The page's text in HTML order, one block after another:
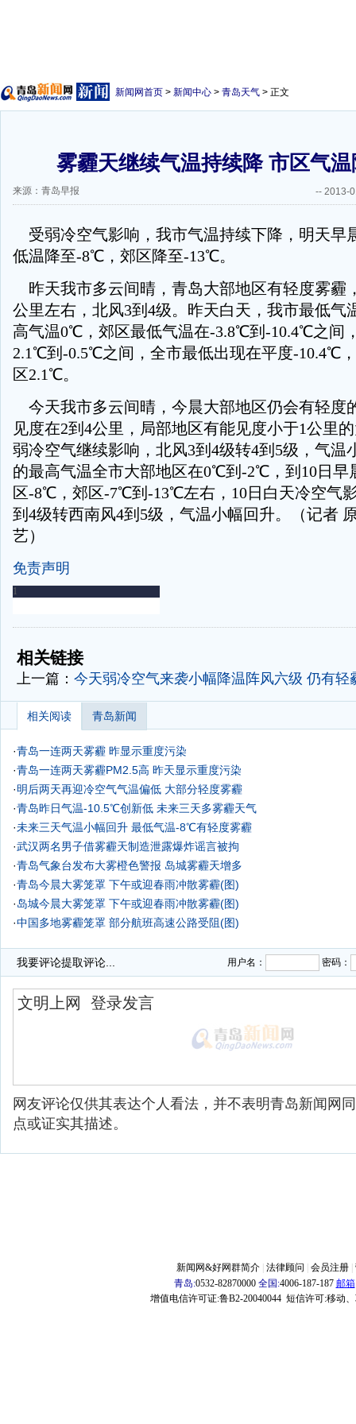
新闻网首页 > 新闻中心 > 青岛天气 > 正文
雾霾天继续气温持续降 市区气
来源：青岛早报 -- 2013-
受弱冷空气影响，我市气温持续下降，明天早
低温降至-8℃，郊区降至-13℃。
昨天我市多云间晴，青岛大部地区有轻度雾霾
公里左右，北风3到4级。昨天白天，我市最低气
高气温0℃，郊区最低气温在-3.8℃到-10.4℃之间
2.1℃到-0.5℃之间，全市最低出现在平度-10.4℃
区2.1℃。
今天我市多云间晴，今晨大部地区仍会有轻度
见度在2到4公里，局部地区有能见度小于1公里
弱冷空气继续影响，北风3到4级转4到5级，气温
的最高气温全市大部地区在0℃到-2℃，到10日早
区-8℃，郊区-7℃到-13℃左右，10日白天冷空气
到4级转西南风4到5级，气温小幅回升。（记者
艺）
免责声明
-
相关链接
上一篇： 今天弱冷空气来袭小幅降温阵风六级 仍有轻
相关阅读 青岛新闻
·青岛一连两天雾霾 昨显示重度污染
·青岛一连两天雾霾PM2.5高 昨天显示重度污染
·明后两天再迎冷空气气温偏低 大部分轻度雾霾
·青岛昨日气温-10.5℃创新低 未来三天多雾霾天气
·未来三天气温小幅回升 最低气温-8℃有轻度雾霾
·武汉两名男子借雾霾天制造泄露爆炸谣言被拘
·青岛气象台发布大雾橙色警报 岛城雾霾天增多
·青岛今晨大雾笼罩 下午或迎春雨冲散雾霾(图)
·岛城今晨大雾笼罩 下午或迎春雨冲散雾霾(图)
·中国多地雾霾笼罩 部分航班高速公路受阻(图)
我要评论提取评论... 用户名： 密码：
网友评论仅供其表达个人看法，并不表明青岛新闻网
点或证实其描述。